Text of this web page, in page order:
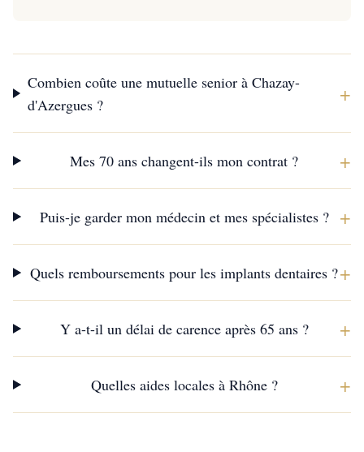
Combien coûte une mutuelle senior à Chazay-
d'Azergues ?
+
Mes 70 ans changent-ils mon contrat ? +
Puis-je garder mon médecin et mes spécialistes ? +
Quels remboursements pour les implants dentaires ?+
Y a-t-il un délai de carence après 65 ans ? +
Quelles aides locales à Rhône ? +